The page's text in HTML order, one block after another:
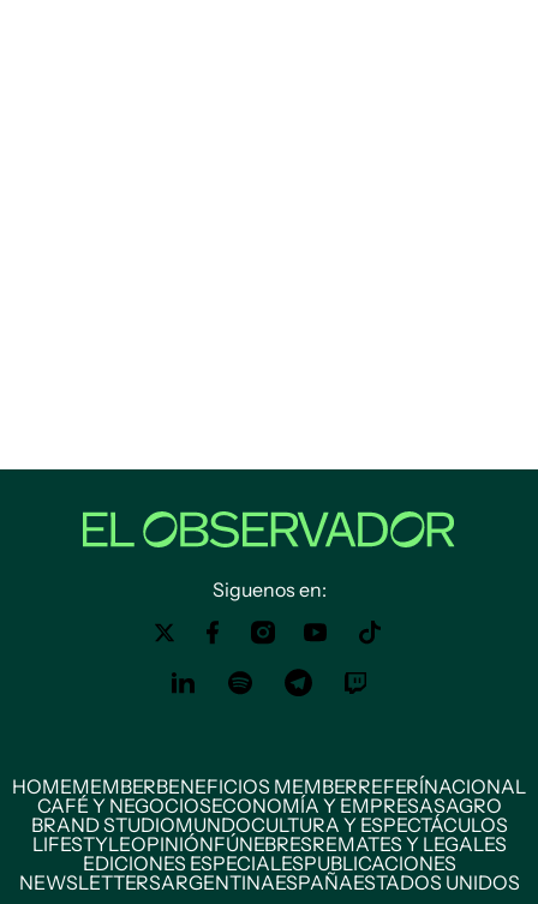
Siguenos en:
HOMEMEMBERBENEFICIOS MEMBERREFERÍNACIONAL
CAFÉ Y NEGOCIOSECONOMÍA Y EMPRESASAGRO
BRAND STUDIOMUNDOCULTURA Y ESPECTÁCULOS
LIFESTYLEOPINIÓNFÚNEBRESREMATES Y LEGALES
EDICIONES ESPECIALESPUBLICACIONES
NEWSLETTERSARGENTINAESPAÑAESTADOS UNIDOS